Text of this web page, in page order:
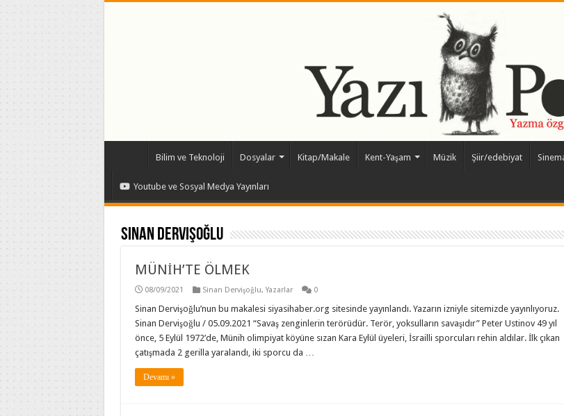
Bilim ve Teknoloji Dosyalar Kitap/Makale Kent-Yaşam Müzik Şiir/edebiyat
Youtube ve Sosyal Medya Yayınları
Sinan Dervişoğlu
MÜNİH’TE ÖLMEK
08/09/2021 Sinan Dervişoğlu,Yazarlar 0
Sinan Dervişoğlu’nun bu makalesi siyasihaber.org sitesinde yayınlandı. Yazarın izniyle sitemizde yayınlıyoruz.
Sinan Dervişoğlu / 05.09.2021 “Savaş zenginlerin terörüdür. Terör, yoksulların savaşıdır” Peter Ustinov 49 yıl
önce, 5 Eylül 1972’de, Münih olimpiyat köyüne sızan Kara Eylül üyeleri, İsrailli sporcuları rehin aldılar. İlk çıkan
çatışmada 2 gerilla yaralandı, iki sporcu da …
Devamı »